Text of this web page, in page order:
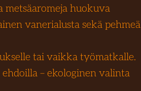
metsäaromeja huokuva
vanerialusta sekä pehmeä
tai vaikka työmatkalle.
– ekologinen valinta